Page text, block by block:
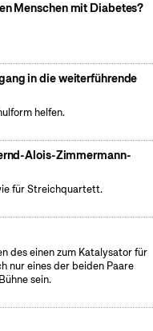
Menschen mit Diabetes?
in die weiterführende
helfen.
Alois-Zimmermann-
für Streichquartett.
des einen zum Katalysator für
nur eines der beiden Paare
sein.